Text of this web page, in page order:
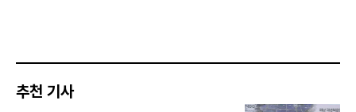
추천 기사